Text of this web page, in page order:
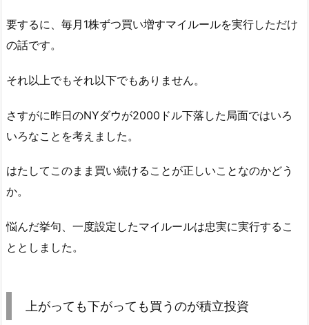
要するに、毎月1株ずつ買い増すマイルールを実行しただけ
の話です。
それ以上でもそれ以下でもありません。
さすがに昨日のNYダウが2000ドル下落した局面ではいろ
いろなことを考えました。
はたしてこのまま買い続けることが正しいことなのかどう
か。
悩んだ挙句、一度設定したマイルールは忠実に実行するこ
ととしました。
上がっても下がっても買うのが積立投資